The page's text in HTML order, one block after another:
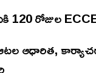
120 రోజుల
ఆధారిత,